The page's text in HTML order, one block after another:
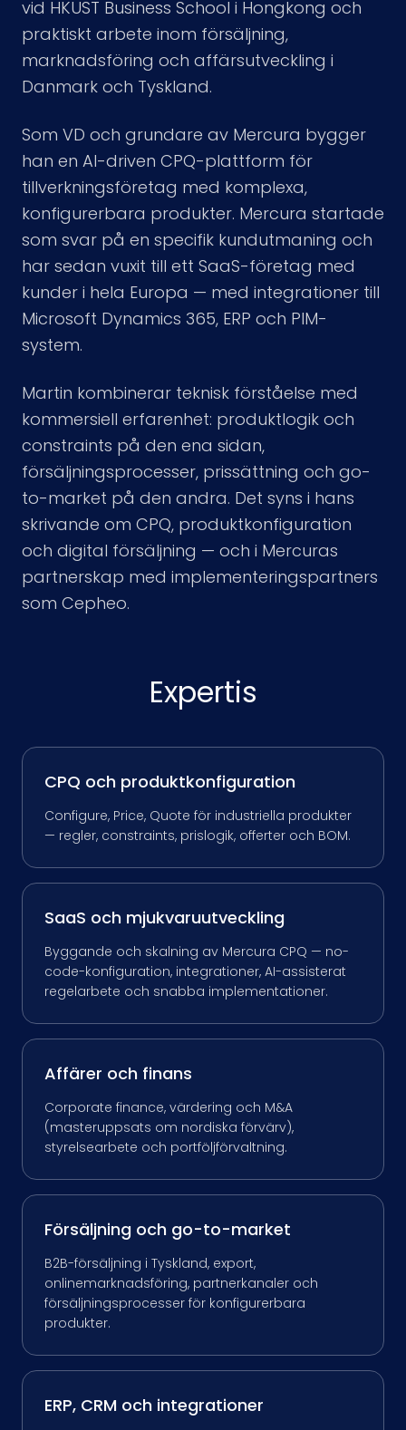
vid HKUST Business School i Hongkong och
praktiskt arbete inom försäljning,
marknadsföring och affärsutveckling i
Danmark och Tyskland.
Som VD och grundare av Mercura bygger
han en AI-driven CPQ-plattform för
tillverkningsföretag med komplexa,
konfigurerbara produkter. Mercura startade
som svar på en specifik kundutmaning och
har sedan vuxit till ett SaaS-företag med
kunder i hela Europa — med integrationer till
Microsoft Dynamics 365, ERP och PIM-
system.
Martin kombinerar teknisk förståelse med
kommersiell erfarenhet: produktlogik och
constraints på den ena sidan,
försäljningsprocesser, prissättning och go-
to-market på den andra. Det syns i hans
skrivande om CPQ, produktkonfiguration
och digital försäljning — och i Mercuras
partnerskap med implementeringspartners
som Cepheo.
Expertis
CPQ och produktkonfiguration
Configure, Price, Quote för industriella produkter
— regler, constraints, prislogik, offerter och BOM.
SaaS och mjukvaruutveckling
Byggande och skalning av Mercura CPQ — no-
code-konfiguration, integrationer, AI-assisterat
regelarbete och snabba implementationer.
Affärer och finans
Corporate finance, värdering och M&A
(masteruppsats om nordiska förvärv),
styrelsearbete och portföljförvaltning.
Försäljning och go-to-market
B2B-försäljning i Tyskland, export,
onlinemarknadsföring, partnerkanaler och
försäljningsprocesser för konfigurerbara
produkter.
ERP, CRM och integrationer